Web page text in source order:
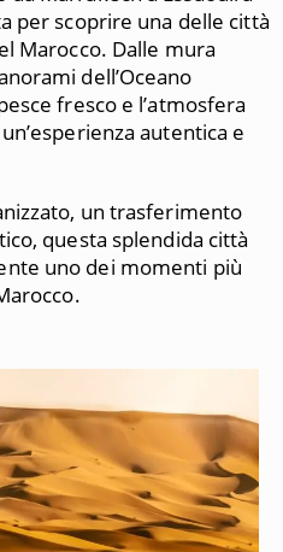
per scoprire una delle città
Marocco. Dalle mura
dell’Oceano
fresco e l’atmosfera
autentica e
un trasferimento
questa splendida città
uno dei momenti più